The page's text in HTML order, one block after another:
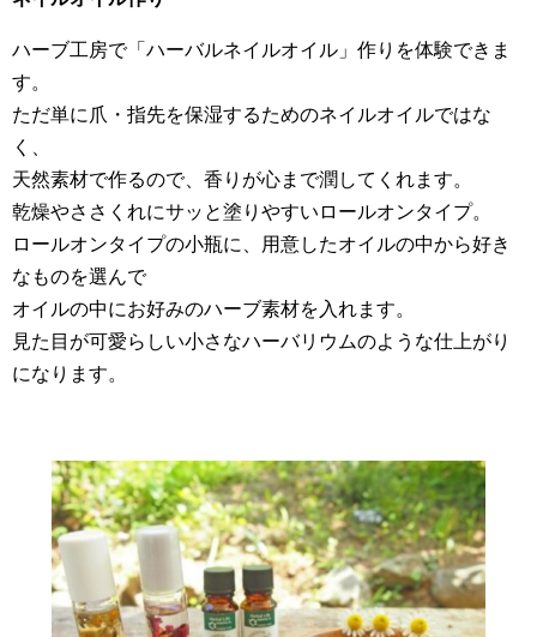
ハーブ工房で「ハーバルネイルオイル」作りを体験できま
す。
ただ単に爪・指先を保湿するためのネイルオイルではな
く、
天然素材で作るので、香りが心まで潤してくれます。
乾燥やささくれにサッと塗りやすいロールオンタイプ。
ロールオンタイプの小瓶に、用意したオイルの中から好き
なものを選んで
オイルの中にお好みのハーブ素材を入れます。
見た目が可愛らしい小さなハーバリウムのような仕上がり
になります。